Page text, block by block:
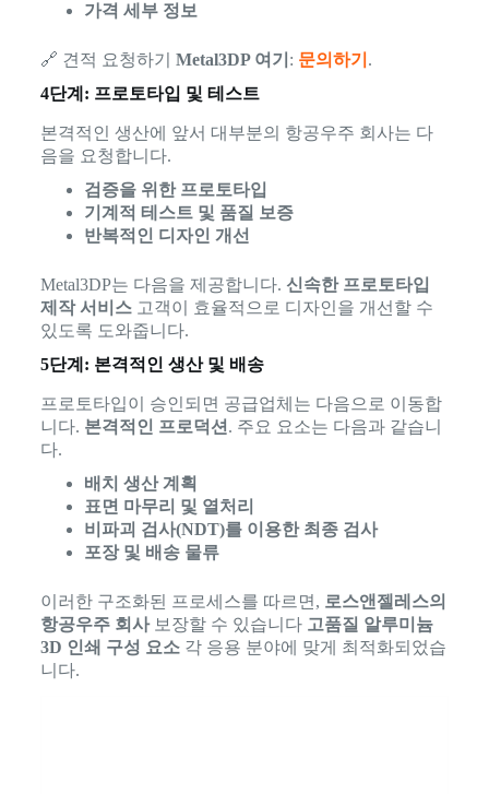
가격 세부 정보
🔗 견적 요청하기 Metal3DP 여기 : 문의하기 .
4단계: 프로토타입 및 테스트
본격적인 생산에 앞서 대부분의 항공우주 회사는 다
음을 요청합니다.
검증을 위한 프로토타입
기계적 테스트 및 품질 보증
반복적인 디자인 개선
Metal3DP는 다음을 제공합니다. 신속한 프로토타입
제작 서비스고객이 효율적으로 디자인을 개선할 수
있도록 도와줍니다.
5단계: 본격적인 생산 및 배송
프로토타입이 승인되면 공급업체는 다음으로 이동합
니다. 본격적인 프로덕션 . 주요 요소는 다음과 같습니
다.
배치 생산 계획
표면 마무리 및 열처리
비파괴 검사(NDT)를 이용한 최종 검사
포장 및 배송 물류
이러한 구조화된 프로세스를 따르면, 로스앤젤레스의
항공우주 회사보장할 수 있습니다 고품질 알루미늄
3D 인쇄 구성 요소각 응용 분야에 맞게 최적화되었습
니다.